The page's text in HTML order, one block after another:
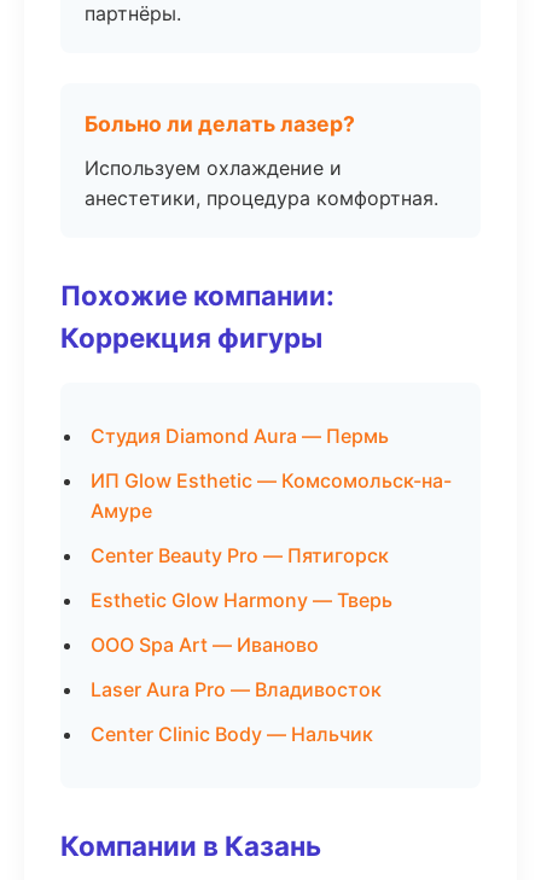
партнёры.
Больно ли делать лазер?
Используем охлаждение и
анестетики, процедура комфортная.
Похожие компании:
Коррекция фигуры
Студия Diamond Aura — Пермь
ИП Glow Esthetic — Комсомольск-на-
Амуре
Center Beauty Pro — Пятигорск
Esthetic Glow Harmony — Тверь
ООО Spa Art — Иваново
Laser Aura Pro — Владивосток
Center Clinic Body — Нальчик
Компании в Казань